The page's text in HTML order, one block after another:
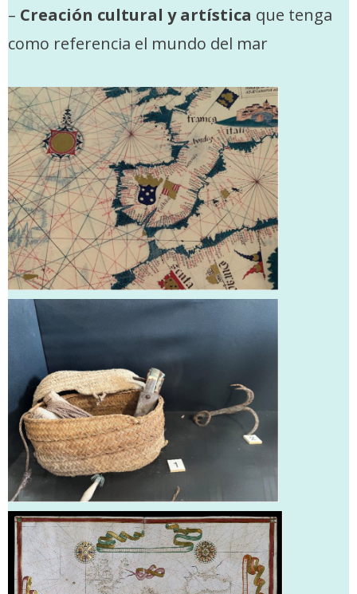
– Creación cultural y artística que tenga
como referencia el mundo del mar